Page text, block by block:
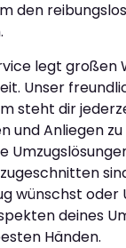
den
legt großen
Unser
steht dir
und Anliegen
wünschst oder
deines
Händen.